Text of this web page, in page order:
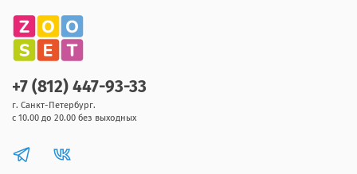
+7 (812) 447-93-33
г. Санкт-Петербург.
с 10.00 до 20.00 без выходных